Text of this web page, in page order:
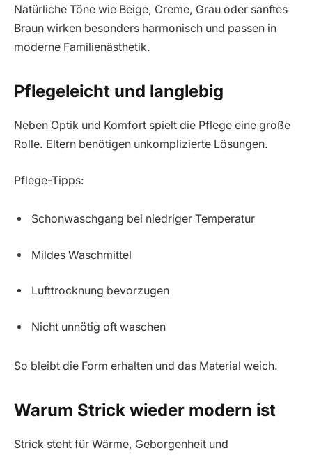
Natürliche Töne wie Beige, Creme, Grau oder sanftes
Braun wirken besonders harmonisch und passen in
moderne Familienästhetik.
Pflegeleicht und langlebig
Neben Optik und Komfort spielt die Pflege eine große
Rolle. Eltern benötigen unkomplizierte Lösungen.
Pflege-Tipps:
Schonwaschgang bei niedriger Temperatur
Mildes Waschmittel
Lufttrocknung bevorzugen
Nicht unnötig oft waschen
So bleibt die Form erhalten und das Material weich.
Warum Strick wieder modern ist
Strick steht für Wärme, Geborgenheit und